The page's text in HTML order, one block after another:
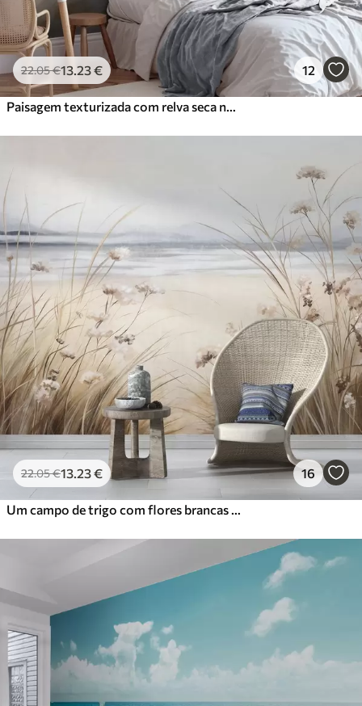
22.05€13 .23€ 12
22.05€13 .23€ 16